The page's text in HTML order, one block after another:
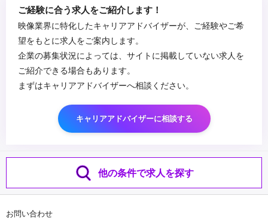
ご経験に合う求人をご紹介します！
映像業界に特化したキャリアアドバイザーが、ご経験やご希
望をもとに求人をご案内します。
企業の募集状況によっては、サイトに掲載していない求人を
ご紹介できる場合もあります。
まずはキャリアアドバイザーへ相談ください。
キャリアアドバイザーに相談する
他の条件で求人を探す
お問い合わせ